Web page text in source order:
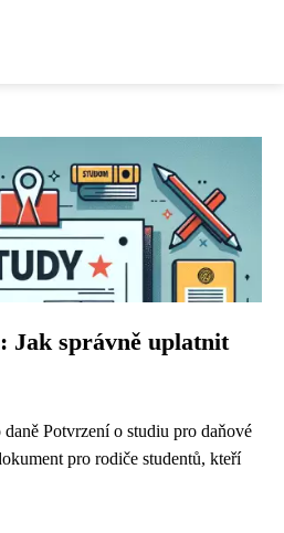
Jak správně uplatnit
Potvrzení o studiu pro daňové
pro rodiče studentů, kteří